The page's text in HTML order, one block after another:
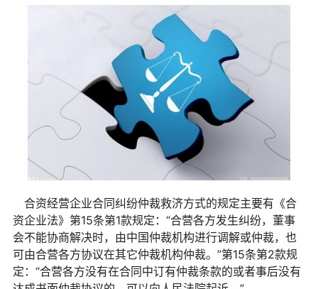
合资经营企业合同纠纷仲裁救济方式的规定主要有《合
资企业法》第15条第1款规定：“合营各方发生纠纷，董事
会不能协商解决时，由中国仲裁机构进行调解或仲裁，也
可由合营各方协议在其它仲裁机构仲裁。”第15条第2款规
定：“合营各方没有在合同中订有仲裁条款的或者事后没有